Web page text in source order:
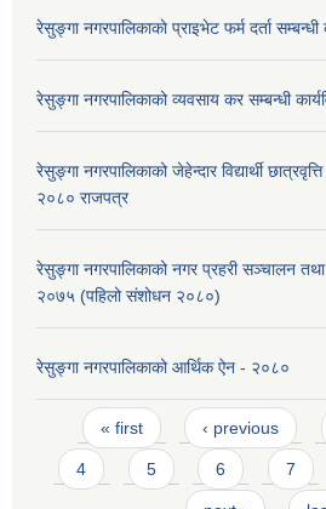
रेसुङ्गा नगरपालिकाकाे प्राइभेट फर्म दर्ता
रेसुङ्गा नगरपालिकाको व्यवसाय कर सम्बन्धी
रेसुङ्गा नगरपालिकाको जेहेन्दार विद्यार्थी
२०८० राजपत्र
रेसुङ्गा नगरपालिकाको नगर प्रहरी सञ्चालन तथा
२०७५ (पहिलो संशोधन २०८०)
रेसुङ्गा नगरपालिकाको आर्थिक ऐन - २०८०
Pages
« first ‹ previous
4 5 6 7